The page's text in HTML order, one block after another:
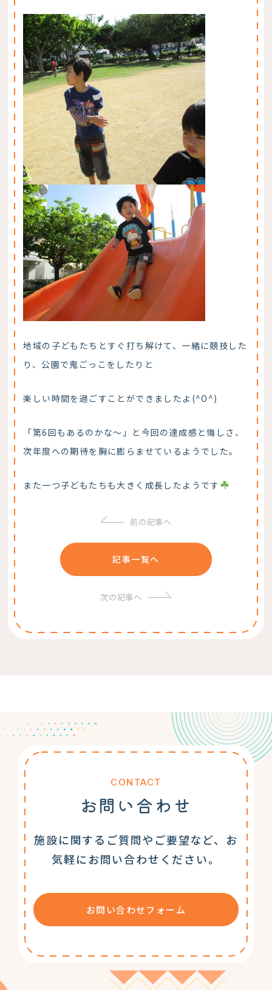
地域の子どもたちとすぐ打ち解けて、一緒に競技した
り、公園で鬼ごっこをしたりと
楽しい時間を過ごすことができましたよ(^O^)
「第6回もあるのかな～」と今回の達成感と悔しさ、
次年度への期待を胸に膨らませているようでした。
また一つ子どもたちも大きく成長したようです
前の記事へ
記事一覧へ
次の記事へ
CONTACT
お問い合わせ
施設に関するご質問やご要望など、お
気軽にお問い合わせください。
お問い合わせフォーム